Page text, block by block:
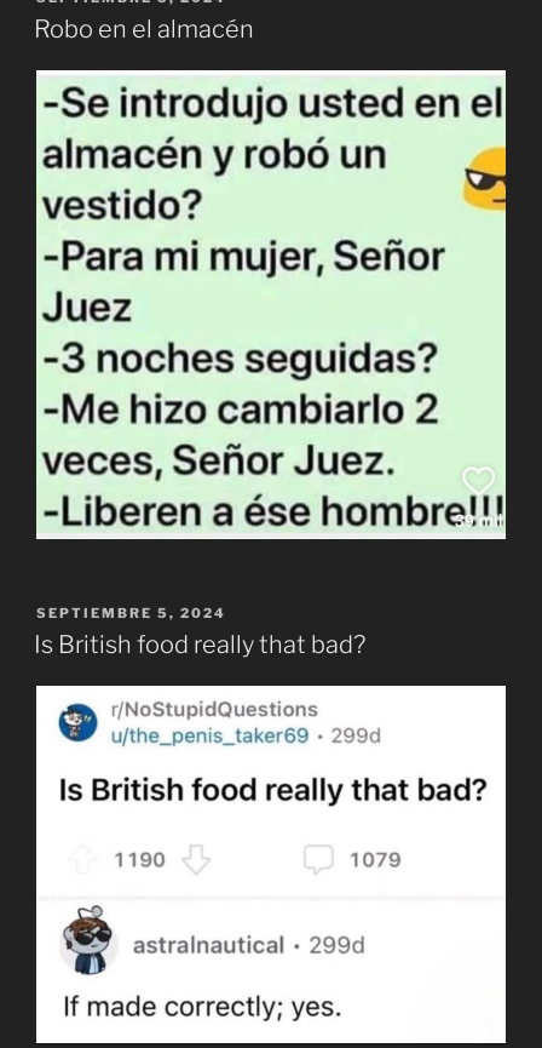
EL
Robo en el almacén
PUBLICADO
EL
SEPTIEMBRE 5, 2024
Is British food really that bad?